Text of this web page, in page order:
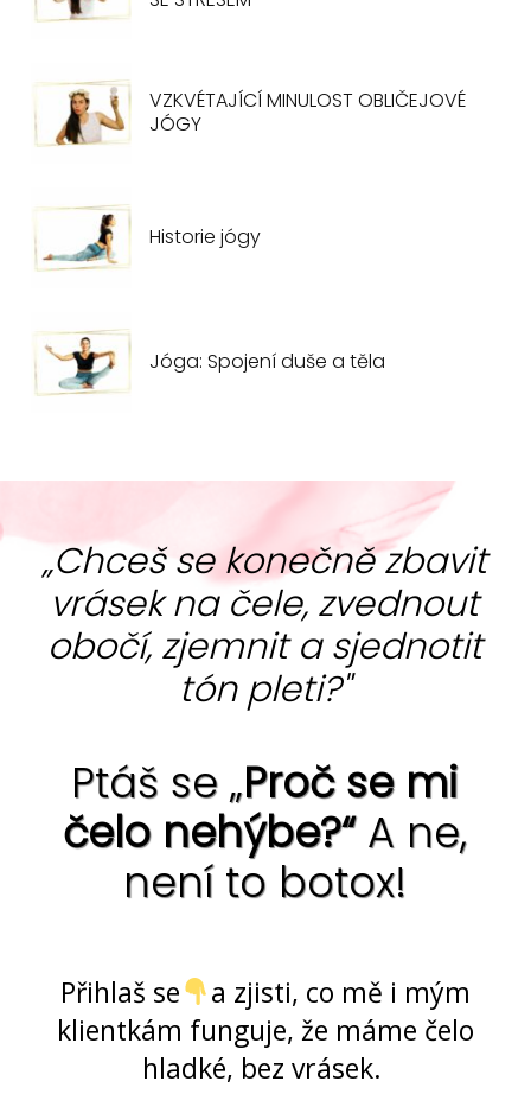
VZKVÉTAJÍCÍ MINULOST OBLIČEJOVÉ
JÓGY
Historie jógy
Jóga: Spojení duše a těla
„Chceš se konečně zbavit
vrásek na čele, zvednout
obočí, zjemnit a sjednotit
tón pleti?"
Ptáš se „Proč se mi
čelo nehýbe?“A ne,
není to botox!
Přihlaš se
a zjisti, co mě i mým
klientkám funguje, že máme čelo
hladké, bez vrásek.